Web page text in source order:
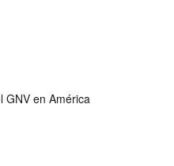
GNV en América